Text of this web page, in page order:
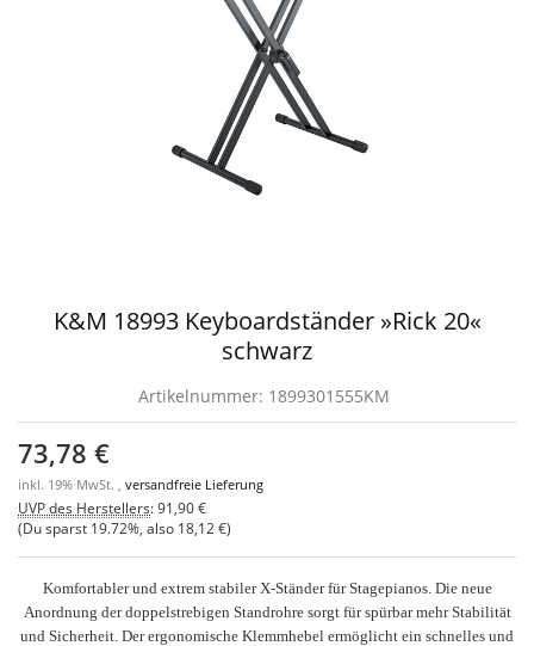
K&M 18993 Keyboardständer »Rick 20«
schwarz
Artikelnummer: 1899301555KM
73,78 €
inkl. 19% MwSt. , versandfreie Lieferung
UVP des Herstellers:91,90 €
(Du sparst 19.72% , also 18,12 €)
Komfortabler und extrem stabiler X-Ständer für Stagepianos. Die neue
Anordnung der doppelstrebigen Standrohre sorgt für spürbar mehr Stabilität
und Sicherheit. Der ergonomische Klemmhebel ermöglicht ein schnelles und